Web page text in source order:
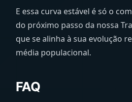
E essa curva estável é só o
do próximo passo da nossa
que se alinha à sua evolução
média populacional.
FAQ